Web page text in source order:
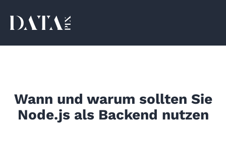
Wann und warum sollten Sie
Node.js als Backend nutzen